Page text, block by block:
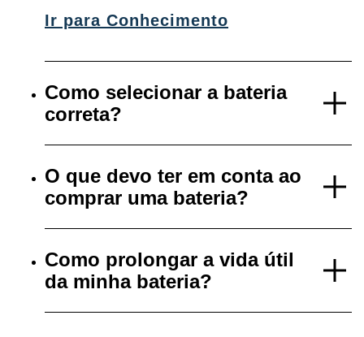
Ir para Conhecimento
Como selecionar a bateria
correta?
O que devo ter em conta ao
comprar uma bateria?
Como prolongar a vida útil
da minha bateria?